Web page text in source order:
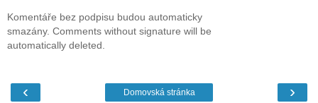
Komentáře bez podpisu budou automaticky
smazány. Comments without signature will be
automatically deleted.
‹ ›
Domovská stránka